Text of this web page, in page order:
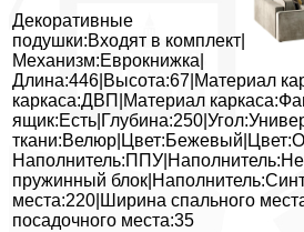
Декоративные
подушки:Входят в комплект|
Механизм:Еврокнижка|
Длина:446|Высота:67|Материал
каркаса:ДВП|Материал
пружинный
места:220|Ширина спального
посадочного места:35